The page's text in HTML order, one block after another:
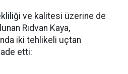
ve kalitesi üzerine de
Rıdvan Kaya,
iki tehlikeli uçtan
etti: